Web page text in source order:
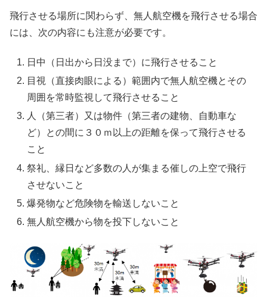
飛行させる場所に関わらず、無人航空機を飛行させる場合
には、次の内容にも注意が必要です。
日中（日出から日没まで）に飛行させること
目視（直接肉眼による）範囲内で無人航空機とその
周囲を常時監視して飛行させること
人（第三者）又は物件（第三者の建物、自動車な
ど）との間に３０ｍ以上の距離を保って飛行させる
こと
祭礼、縁日など多数の人が集まる催しの上空で飛行
させないこと
爆発物など危険物を輸送しないこと
無人航空機から物を投下しないこと